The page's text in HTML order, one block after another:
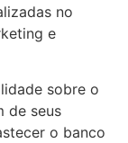
no
e
sobre o
de seus
o banco